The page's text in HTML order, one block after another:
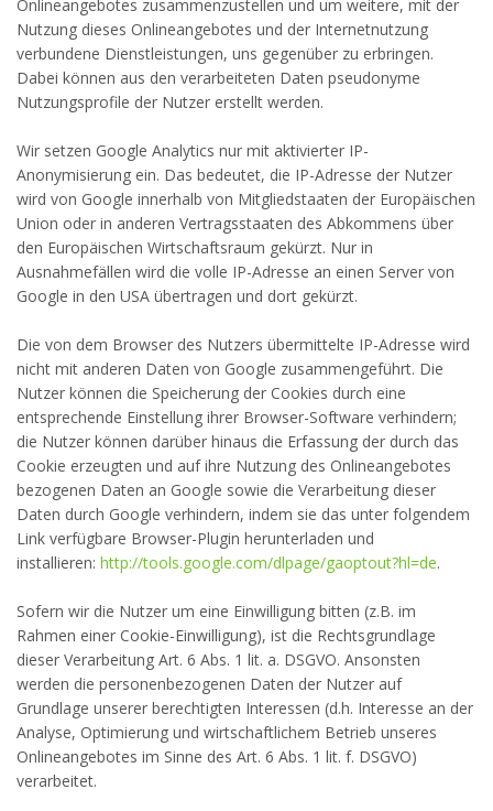
Onlineangebotes zusammenzustellen und um weitere, mit der
Nutzung dieses Onlineangebotes und der Internetnutzung
verbundene Dienstleistungen, uns gegenüber zu erbringen.
Dabei können aus den verarbeiteten Daten pseudonyme
Nutzungsprofile der Nutzer erstellt werden.
Wir setzen Google Analytics nur mit aktivierter IP-
Anonymisierung ein. Das bedeutet, die IP-Adresse der Nutzer
wird von Google innerhalb von Mitgliedstaaten der Europäischen
Union oder in anderen Vertragsstaaten des Abkommens über
den Europäischen Wirtschaftsraum gekürzt. Nur in
Ausnahmefällen wird die volle IP-Adresse an einen Server von
Google in den USA übertragen und dort gekürzt.
Die von dem Browser des Nutzers übermittelte IP-Adresse wird
nicht mit anderen Daten von Google zusammengeführt. Die
Nutzer können die Speicherung der Cookies durch eine
entsprechende Einstellung ihrer Browser-Software verhindern;
die Nutzer können darüber hinaus die Erfassung der durch das
Cookie erzeugten und auf ihre Nutzung des Onlineangebotes
bezogenen Daten an Google sowie die Verarbeitung dieser
Daten durch Google verhindern, indem sie das unter folgendem
Link verfügbare Browser-Plugin herunterladen und
installieren: http://tools.google.com/dlpage/gaoptout?hl=de.
Sofern wir die Nutzer um eine Einwilligung bitten (z.B. im
Rahmen einer Cookie-Einwilligung), ist die Rechtsgrundlage
dieser Verarbeitung Art. 6 Abs. 1 lit. a. DSGVO. Ansonsten
werden die personenbezogenen Daten der Nutzer auf
Grundlage unserer berechtigten Interessen (d.h. Interesse an der
Analyse, Optimierung und wirtschaftlichem Betrieb unseres
Onlineangebotes im Sinne des Art. 6 Abs. 1 lit. f. DSGVO)
verarbeitet.